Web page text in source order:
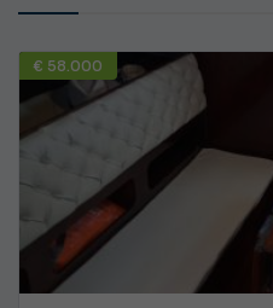
€ 58.000